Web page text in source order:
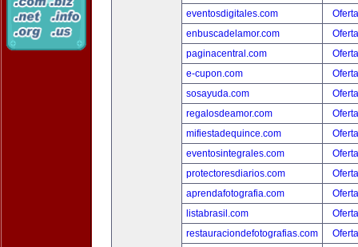
eventosdigitales.com
enbuscadelamor.com
paginacentral.com
e-cupon.com
sosayuda.com
regalosdeamor.com
mifiestadequince.com
eventosintegrales.com
protectoresdiarios.com
aprendafotografia.com
listabrasil.com
restauraciondefotografias.com